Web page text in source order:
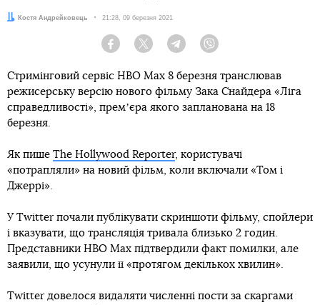
Автор:Костя Андрейковець Дата:
21:28, 09 березня 2021
Facebook Twitter Telegram
Стримінговий сервіс HBO Max 8 березня транслював
режисерську версію нового фільму Зака Снайдера «Ліга
справедливості», премʼєра якого запланована на 18
березня.
Як пише The Hollywood Reporter, користувачі
«потрапляли» на новий фільм, коли включали «Том і
Джеррі».
У Twitter почали публікувати скриншоти фільму, спойлери
і вказувати, що трансляція тривала близько 2 годин.
Представники HBO Max підтвердили факт помилки, але
заявили, що усунули її «протягом декількох хвилин».
Twitter довелося видаляти численні пости за скаргами